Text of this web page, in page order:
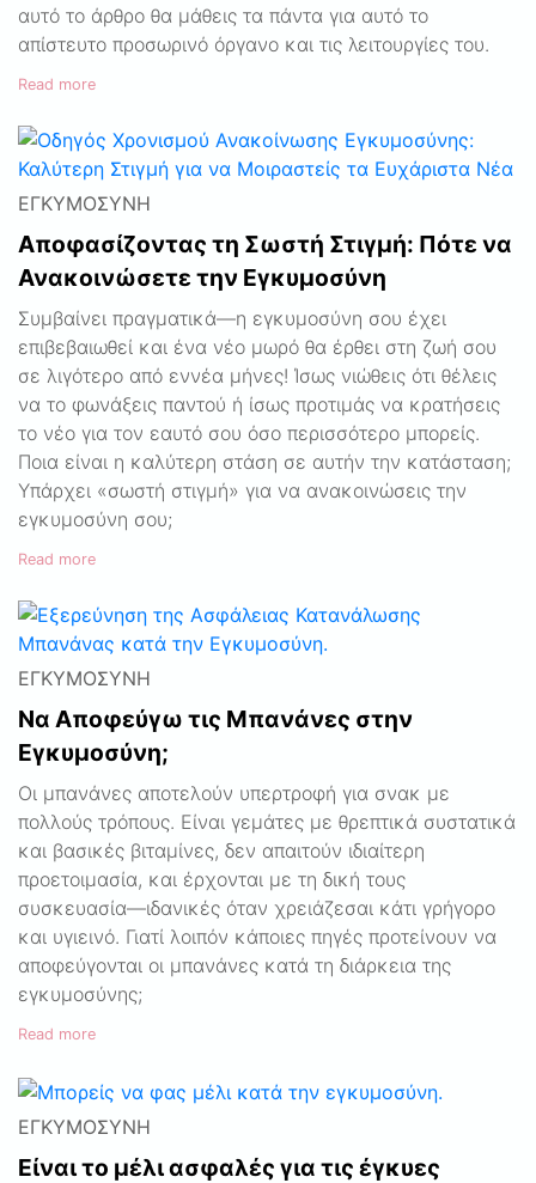
αυτό το άρθρο θα μάθεις τα πάντα για αυτό το
απίστευτο προσωρινό όργανο και τις λειτουργίες του.
Read more
ΕΓΚΥΜΟΣΎΝΗ
Αποφασίζοντας τη Σωστή Στιγμή: Πότε να
Ανακοινώσετε την Εγκυμοσύνη
Συμβαίνει πραγματικά—η εγκυμοσύνη σου έχει
επιβεβαιωθεί και ένα νέο μωρό θα έρθει στη ζωή σου
σε λιγότερο από εννέα μήνες! Ίσως νιώθεις ότι θέλεις
να το φωνάξεις παντού ή ίσως προτιμάς να κρατήσεις
το νέο για τον εαυτό σου όσο περισσότερο μπορείς.
Ποια είναι η καλύτερη στάση σε αυτήν την κατάσταση;
Υπάρχει «σωστή στιγμή» για να ανακοινώσεις την
εγκυμοσύνη σου;
Read more
ΕΓΚΥΜΟΣΎΝΗ
Να Αποφεύγω τις Μπανάνες στην
Εγκυμοσύνη;
Οι μπανάνες αποτελούν υπερτροφή για σνακ με
πολλούς τρόπους. Είναι γεμάτες με θρεπτικά συστατικά
και βασικές βιταμίνες, δεν απαιτούν ιδιαίτερη
προετοιμασία, και έρχονται με τη δική τους
συσκευασία—ιδανικές όταν χρειάζεσαι κάτι γρήγορο
και υγιεινό. Γιατί λοιπόν κάποιες πηγές προτείνουν να
αποφεύγονται οι μπανάνες κατά τη διάρκεια της
εγκυμοσύνης;
Read more
ΕΓΚΥΜΟΣΎΝΗ
Είναι το μέλι ασφαλές για τις έγκυες